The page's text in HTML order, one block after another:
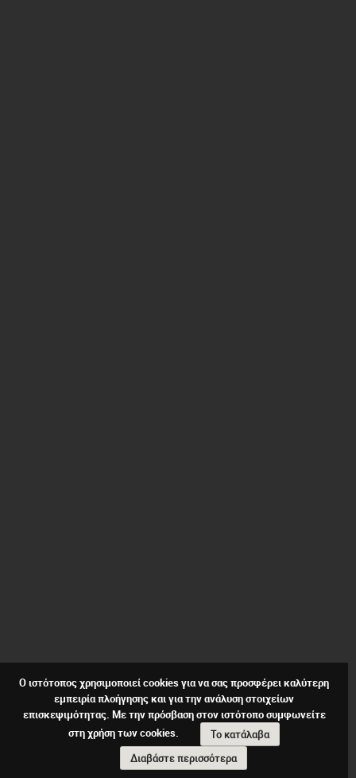
Ο ιστότοπος χρησιμοποιεί cookies για να σας προσφέρει καλύτερη
εμπειρία πλοήγησης και για την ανάλυση στοιχείων
επισκεψιμότητας. Με την πρόσβαση στον ιστότοπο συμφωνείτε
στη χρήση των cookies.
Το κατάλαβα
Διαβάστε περισσότερα